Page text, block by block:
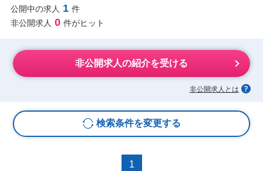
公開中の求人 1 件
非公開求人 0 件がヒット
非公開求人の紹介を受ける
非公開求人とは
検索条件を変更する
1